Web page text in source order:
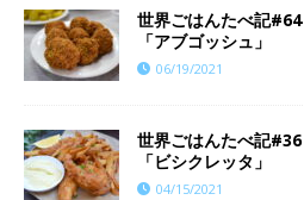
世界ごはんたべ記
「アブゴッシュ」
06/19/2021
世界ごはんたべ記
「ビシクレッタ」
04/15/2021